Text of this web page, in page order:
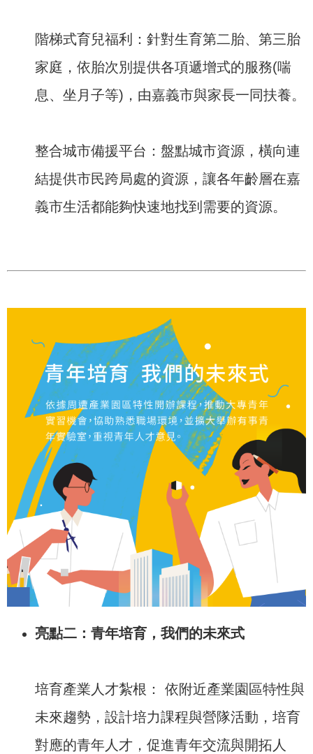
階梯式育兒福利：針對生育第二胎、第三胎
家庭，依胎次別提供各項遞增式的服務(喘
息、坐月子等)，由嘉義市與家長一同扶養。
整合城市備援平台：盤點城市資源，橫向連
結提供市民跨局處的資源，讓各年齡層在嘉
義市生活都能夠快速地找到需要的資源。
亮點二：青年培育，我們的未來式
培育產業人才紮根： 依附近產業園區特性與
未來趨勢，設計培力課程與營隊活動，培育
對應的青年人才，促進青年交流與開拓人